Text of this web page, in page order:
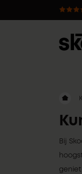
met 5 werkdagen
Bij